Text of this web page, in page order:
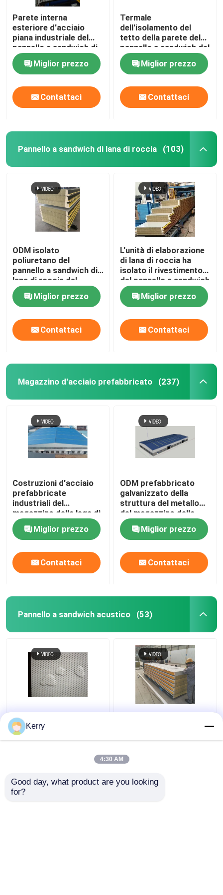
ingegneria di
ingegneria di
ingegneria di
ingegneria di
ingegneria di
ingegneria di
ingegneria di
ingegneria di in
Parete interna
esteriore d'acciaio
piana industriale del
pannello a sandwich di
PUR 0.4mm-0.8mm
Miglior prezzo
Contattaci
Termale
dell'isolamento del
tetto della parete del
pannello a sandwich del
poliuretano di RAL PIR
PUR Miglior prezzo
Contattaci
Pannello a sandwich di lana di roccia (103)
ODM isolato
poliuretano del
pannello a sandwich di
lana di roccia del
gruppo di lavoro del
magazzinoMiglior prezzo
Contattaci
L'unità di elaborazione
di lana di roccia ha
isolato il rivestimento
del pannello a sandwich
del pannello per il tetto
e la pareteMiglior prezzo
Contattaci
Magazzino d'acciaio prefabbricato (237)
Costruzioni d'acciaio
prefabbricate
industriali del
magazzino della lega di
alluminio
personalizzabili
Miglior prezzo
Contattaci
ODM prefabbricato
galvanizzato della
struttura del metallo
del magazzino della
struttura d'acciaio
Miglior prezzo
Contattaci
Pannello a sandwich acustico (53)
Il pannello a sandwich
acustico dell'officina
Puf ha isolato gli strati
Alta resistenza
Kerry
4:30 AM
Good day, what product are you looking
for?